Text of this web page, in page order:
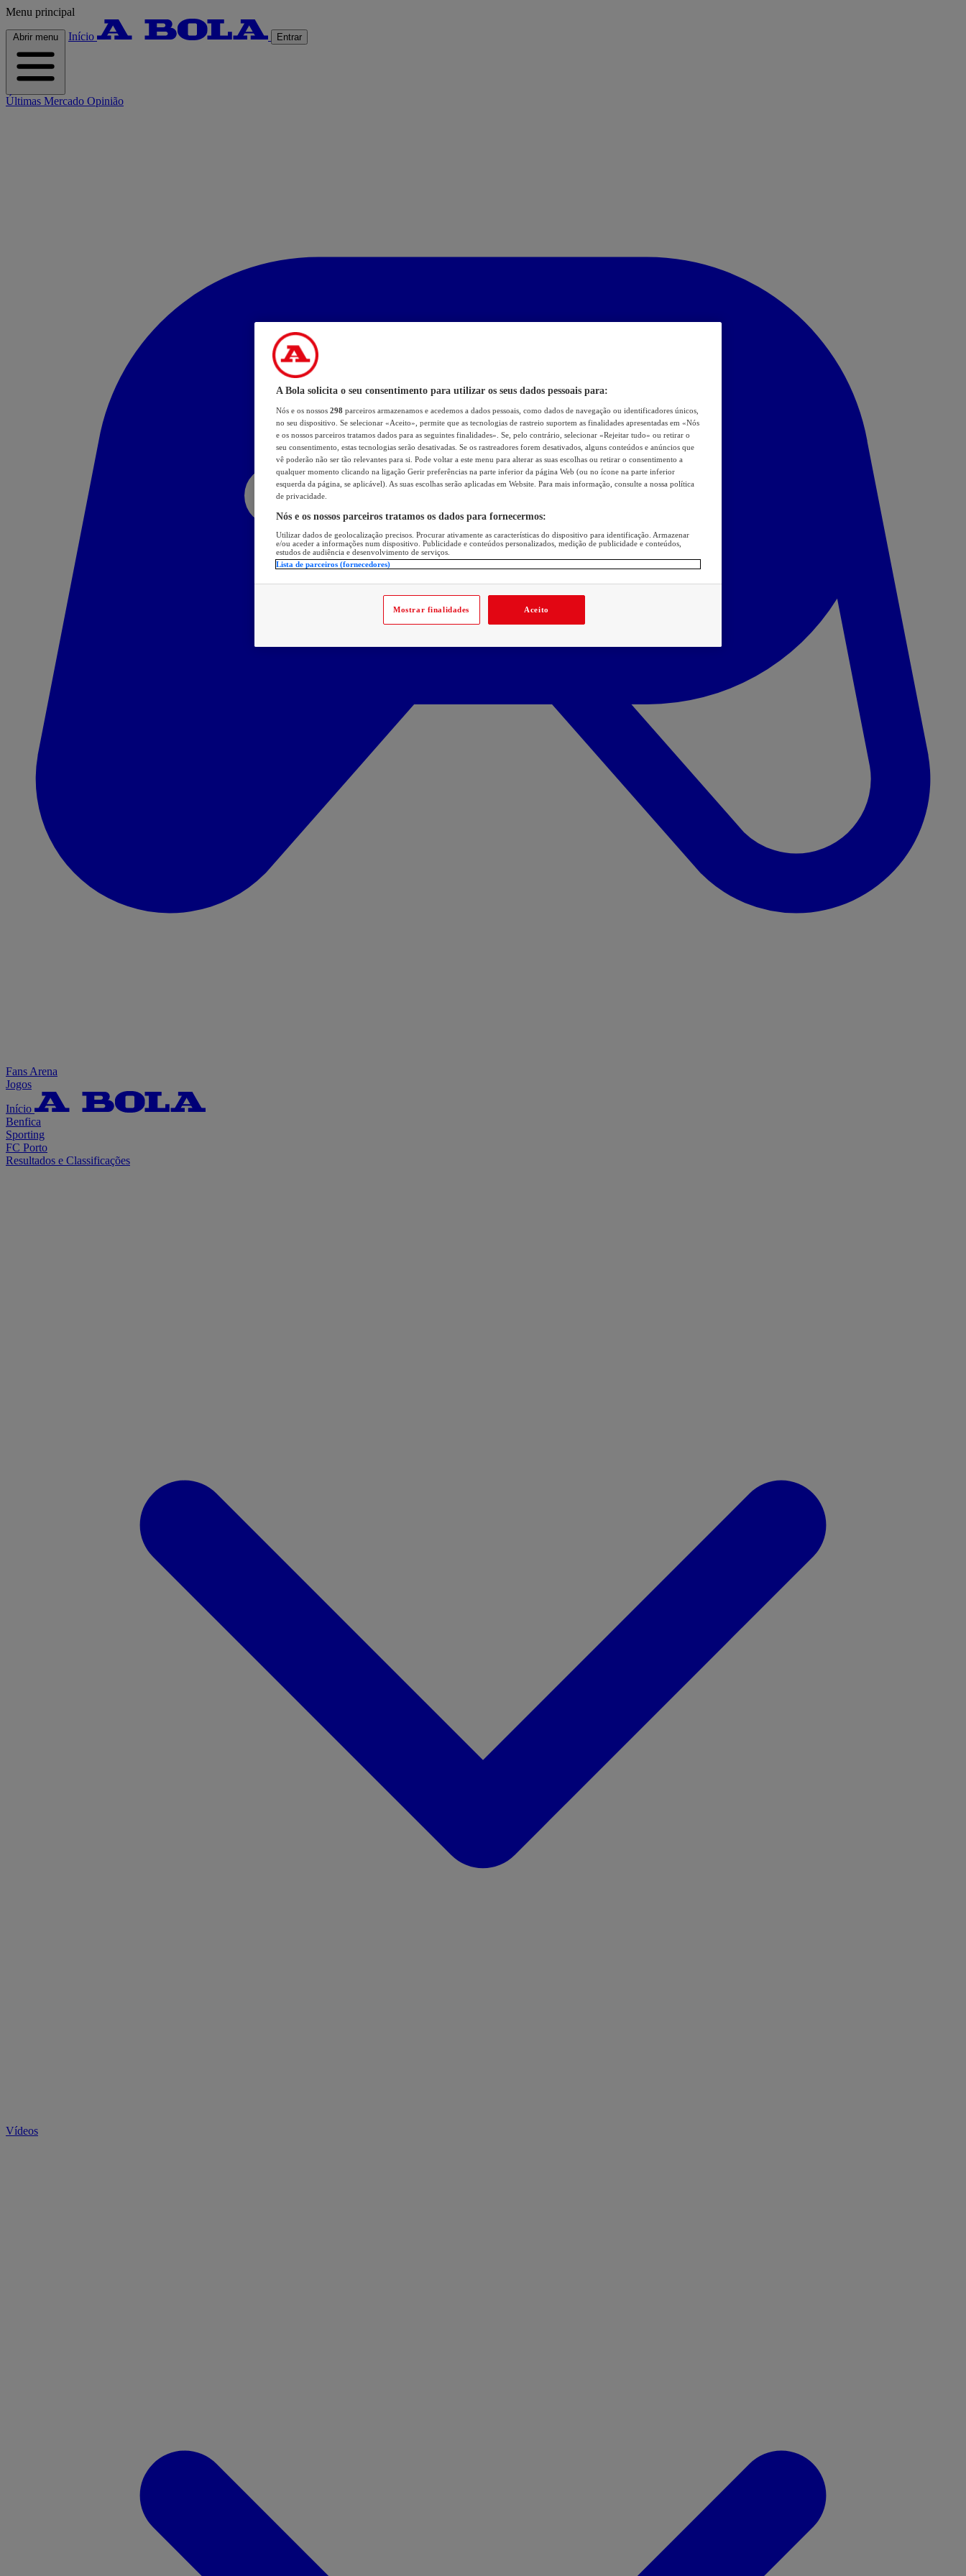
Menu principal
Abrir menu Início Entrar
Últimas Mercado Opinião
Fans Arena
Jogos
Início
Benfica
Sporting
FC Porto
Resultados e Classificações
Vídeos
A Bola solicita o seu consentimento para utilizar os seus dados pessoais para:
Nós e os nossos 298 parceiros armazenamos e acedemos a dados pessoais, como dados de navegação ou identificadores únicos,
no seu dispositivo. Se selecionar «Aceito», permite que as tecnologias de rastreio suportem as finalidades apresentadas em «Nós
e os nossos parceiros tratamos dados para as seguintes finalidades». Se, pelo contrário, selecionar «Rejeitar tudo» ou retirar o
seu consentimento, estas tecnologias serão desativadas. Se os rastreadores forem desativados, alguns conteúdos e anúncios que
vê poderão não ser tão relevantes para si. Pode voltar a este menu para alterar as suas escolhas ou retirar o consentimento a
qualquer momento clicando na ligação Gerir preferências na parte inferior da página Web (ou no ícone na parte inferior
esquerda da página, se aplicável). As suas escolhas serão aplicadas em Website. Para mais informação, consulte a nossa política
de privacidade.
Nós e os nossos parceiros tratamos os dados para fornecermos:
Utilizar dados de geolocalização precisos. Procurar ativamente as características do dispositivo para identificação. Armazenar
e/ou aceder a informações num dispositivo. Publicidade e conteúdos personalizados, medição de publicidade e conteúdos,
estudos de audiência e desenvolvimento de serviços.
Lista de parceiros (fornecedores)
Mostrar finalidades Aceito